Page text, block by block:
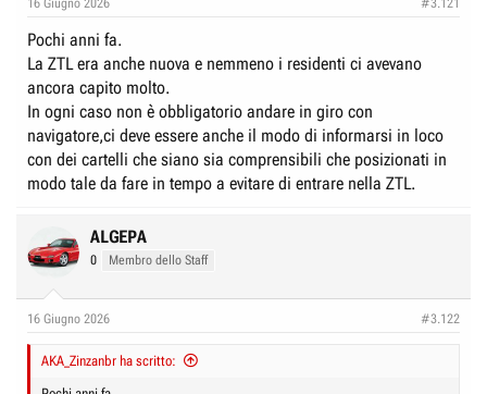
e
D
i
s
c
u
s
s
o
n
e
z
i
o
16 Giugno 2026 #3.121
Pochi anni fa.
La ZTL era anche nuova e nemmeno i residenti ci avevano
ancora capito molto.
In ogni caso non è obbligatorio andare in giro con
navigatore,ci deve essere anche il modo di informarsi in loco
con dei cartelli che siano sia comprensibili che posizionati in
modo tale da fare in tempo a evitare di entrare nella ZTL.
ALGEPA
0 Membro dello Staff
16 Giugno 2026 #3.122
AKA_Zinzanbr ha scritto: